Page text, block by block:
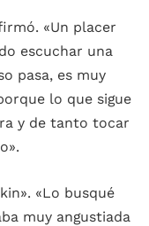
«Un placer
escuchar una
pasa, es muy
lo que sigue
y de tanto tocar
«Lo busqué
muy angustiada